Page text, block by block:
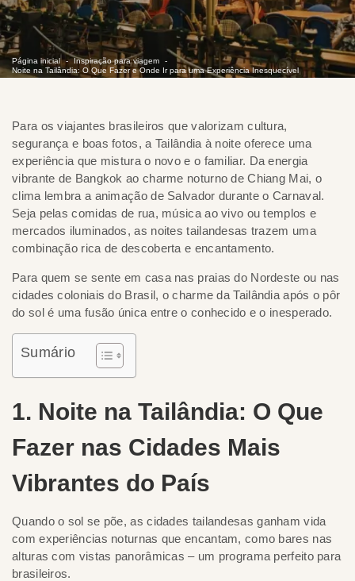
Página inicial
Inspiração para viagem
Noite na Tailândia: O Que Fazer e Onde Ir para uma Experiência Inesquecível
Para os viajantes brasileiros que valorizam cultura,
segurança e boas fotos, a Tailândia à noite oferece uma
experiência que mistura o novo e o familiar. Da energia
vibrante de Bangkok ao charme noturno de Chiang Mai, o
clima lembra a animação de Salvador durante o Carnaval.
Seja pelas comidas de rua, música ao vivo ou templos e
mercados iluminados, as noites tailandesas trazem uma
combinação rica de descoberta e encantamento.
Para quem se sente em casa nas praias do Nordeste ou nas
cidades coloniais do Brasil, o charme da Tailândia após o pôr
do sol é uma fusão única entre o conhecido e o inesperado.
Sumário
1. Noite na Tailândia: O Que
Fazer nas Cidades Mais
Vibrantes do País
Quando o sol se põe, as cidades tailandesas ganham vida
com experiências noturnas que encantam, como bares nas
alturas com vistas panorâmicas – um programa perfeito para
brasileiros.